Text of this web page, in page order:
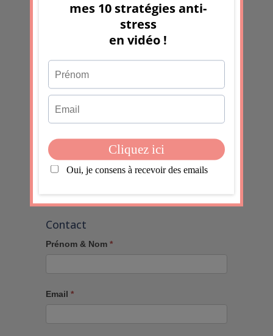
En soumettant ce formulaire, j'accepte que les
informations saisies dans ce formulaire soient utilisées
pour permettre de me recontacter, pour m’envoyer la
newsletter, dans le cadre de la relation commerciale
qui découle de cette demande.
Valider
Contact
Prénom & Nom *
Email *